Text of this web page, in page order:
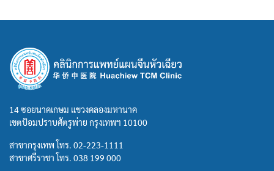
14 ซอยนาคเกษม แขวงคลองมหานาค
เขตป้อมปราบศัตรูพ่าย กรุงเทพฯ 10100
สาขากรุงเทพ โทร. 02-223-1111
สาขาศรีราชา โทร. 038 199 000